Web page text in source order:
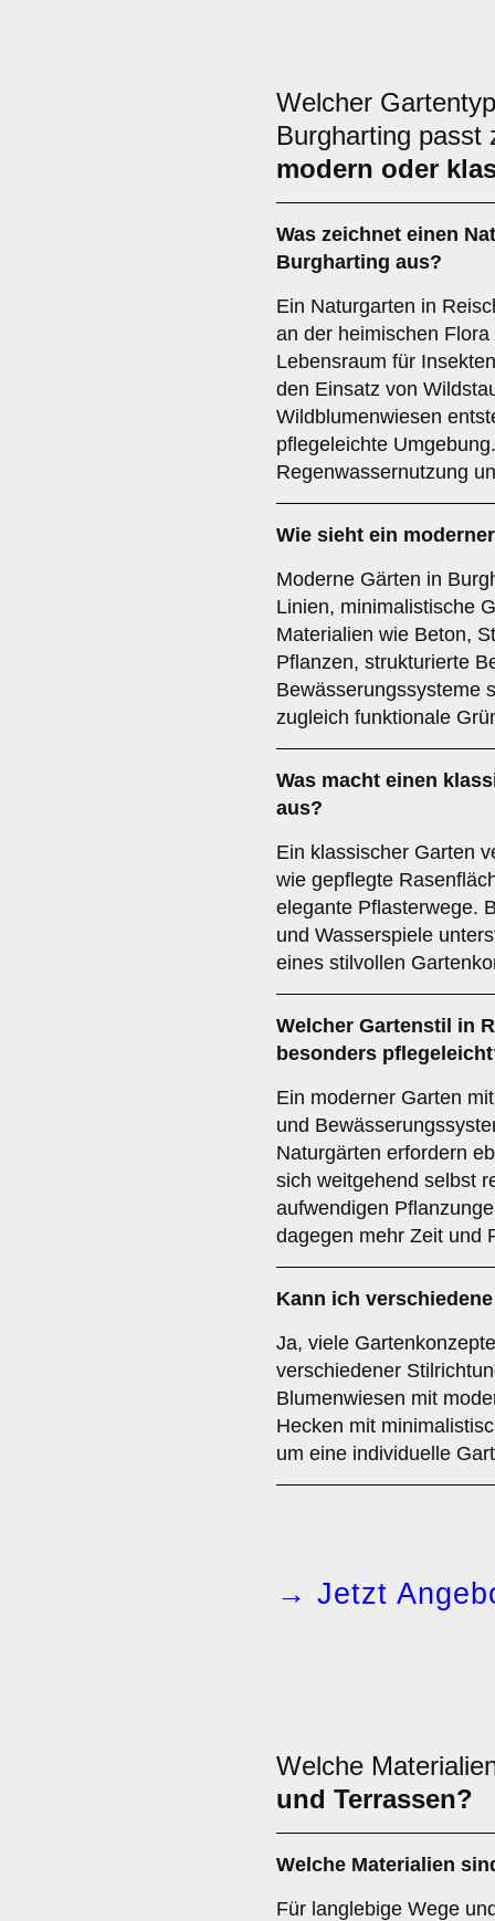
Welcher
Burgharting
modern oder
Was zeichnet einen
Burgharting aus?
Ein Naturgarten in
an der heimischen
Lebensraum für
den Einsatz von
Wildblumenwiesen
pflegeleichte
Regenwassernutzung
Wie sieht ein
Moderne Gärten in
Linien, minimalistische
Materialien wie Beton,
Pflanzen, strukturierte
Bewässerungssysteme
zugleich funktionale
Was macht einen
aus?
Ein klassischer Garten
wie gepflegte
elegante Pflasterwege.
und Wasserspiele
eines stilvollen
Welcher Gartenstil in
besonders
Ein moderner Garten
und
Naturgärten erfordern
sich weitgehend selbst
aufwendigen
dagegen mehr Zeit und
Kann ich
Ja, viele
verschiedener
Blumenwiesen mit
Hecken mit
um eine individuelle
→ Jetzt
Welche
und Terrassen?
Welche Materialien
Für langlebige Wege